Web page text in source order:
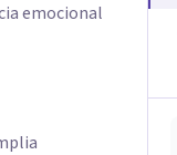
emocional